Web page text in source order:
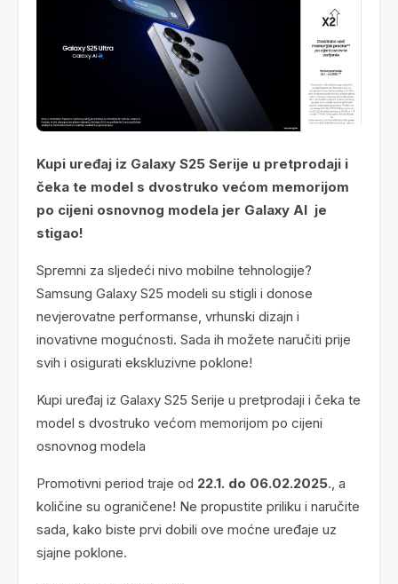
Kupi uređaj iz Galaxy S25 Serije u pretprodaji i
čeka te model s dvostruko većom memorijom
po cijeni osnovnog modela jer Galaxy AI je
stigao!
Spremni za sljedeći nivo mobilne tehnologije?
Samsung Galaxy S25 modeli su stigli i donose
nevjerovatne performanse, vrhunski dizajn i
inovativne mogućnosti. Sada ih možete naručiti prije
svih i osigurati ekskluzivne poklone!
Kupi uređaj iz Galaxy S25 Serije u pretprodaji i čeka te
model s dvostruko većom memorijom po cijeni
osnovnog modela
Promotivni period traje od 22.1. do 06.02.2025., a
količine su ograničene! Ne propustite priliku i naručite
sada, kako biste prvi dobili ove moćne uređaje uz
sjajne poklone.